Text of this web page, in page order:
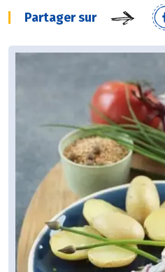
Partager sur